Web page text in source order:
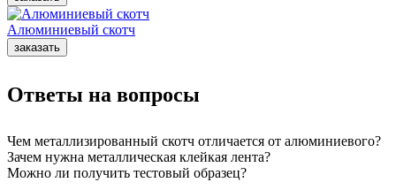
Алюминиевый скотч
Ответы на вопросы
Чем металлизированный скотч отличается от алюминиевого?
Зачем нужна металлическая клейкая лента?
Можно ли получить тестовый образец?